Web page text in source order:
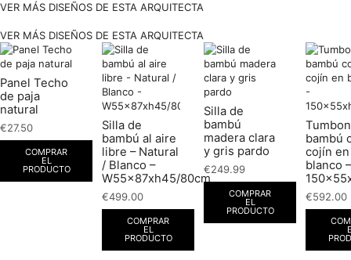
VER MÁS DISEÑOS DE ESTA ARQUITECTA
VER MÁS DISEÑOS DE ESTA ARQUITECTA
Panel Techo
de paja
natural
€27.50
COMPRAR
EL
PRODUCTO
Silla de
bambú al aire
libre – Natural
/ Blanco –
W55x87xh45/80cm
€499.00
COMPRAR
EL
PRODUCTO
Silla de
bambú
madera clara
y gris pardo
€249.99
COMPRAR
EL
PRODUCTO
bambú
cojín en
blanco –
€592.00